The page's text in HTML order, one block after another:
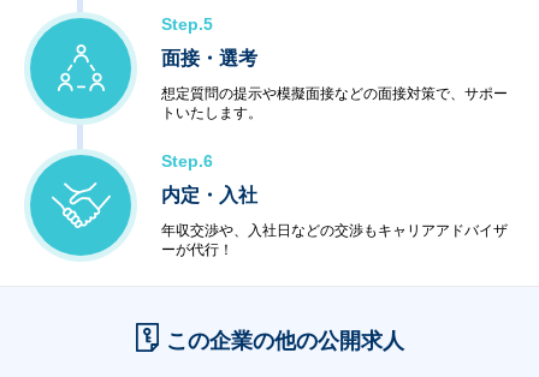
Step.5
面接・選考
想定質問の提示や模擬面接などの面接対策で、サポー
トいたします。
Step.6
内定・入社
年収交渉や、入社日などの交渉もキャリアアドバイザ
ーが代行！
この企業の他の公開求人